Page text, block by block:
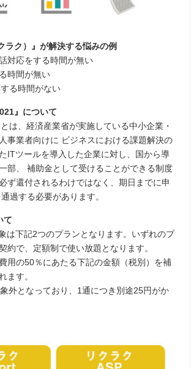
ラク）』が解決する悩みの例
対応をする時間が無い
時間が無い
る時間がない
』について
は、経済産業省が実施している中小企業・
事業者向けに ビジネスにおける課題解決の
ITツールを導入した企業に対し、国から導
部、 補助金として受けることができる制度
ず還付されるわけではなく、期日までに申
過する必要があります。
て
は下記2つのプランとなります。いずれのプ
約で、定額制で使い放題となります。
用の50％にあたる下記の金額（税別）を補
ます。
外となっており、1通につき別途25円がか